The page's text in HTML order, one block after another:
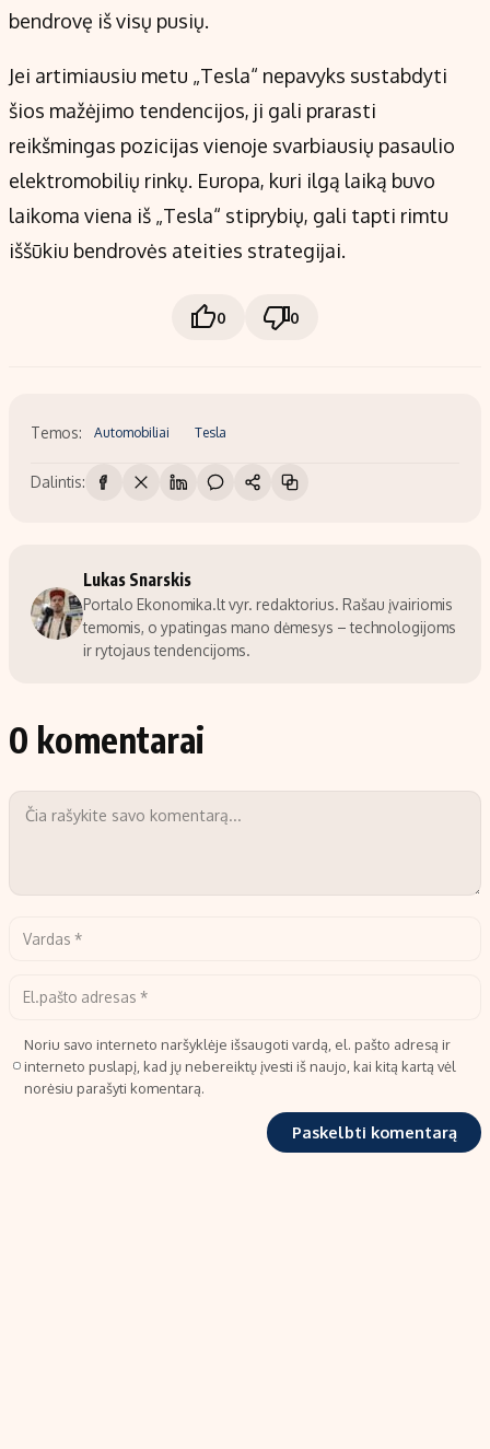
bendrovę iš visų pusių.
Jei artimiausiu metu „Tesla“ nepavyks sustabdyti
šios mažėjimo tendencijos, ji gali prarasti
reikšmingas pozicijas vienoje svarbiausių pasaulio
elektromobilių rinkų. Europa, kuri ilgą laiką buvo
laikoma viena iš „Tesla“ stiprybių, gali tapti rimtu
iššūkiu bendrovės ateities strategijai.
0 0
Temos: Automobiliai Tesla
Dalintis:
Lukas Snarskis
Portalo Ekonomika.lt vyr. redaktorius. Rašau įvairiomis
temomis, o ypatingas mano dėmesys – technologijoms
ir rytojaus tendencijoms.
0 komentarai
Noriu savo interneto naršyklėje išsaugoti vardą, el. pašto adresą ir
interneto puslapį, kad jų nebereiktų įvesti iš naujo, kai kitą kartą vėl
norėsiu parašyti komentarą.